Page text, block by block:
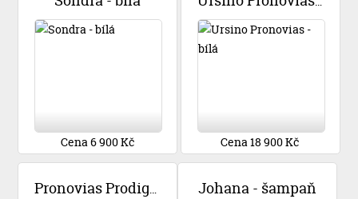
Cena 6 900 Kč Cena 18 900 Kč
Pronovias Prodige - šampaň Johana - šampaň